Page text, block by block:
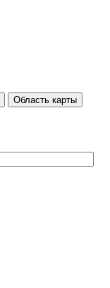
Область карты